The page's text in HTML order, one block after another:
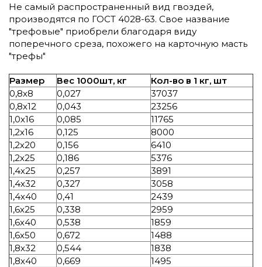
Не самый распространенный вид гвоздей,
производятся по ГОСТ 4028-63. Свое название
"трефовые" приобрели благодаря виду
поперечного среза, похожего на карточную масть
"трефы"
Размер Вес 1000шт, кг
Кол-во в 1 кг, шт
0,8х8
0,027
37037
0,8х12
0,043
23256
1,0х16
0,085
11765
1,2х16
0,125
8000
1,2х20
0,156
6410
1,2х25
0,186
5376
1,4х25
0,257
3891
1,4х32
0,327
3058
1,4х40
0,41
2439
1,6х25
0,338
2959
1,6х40
0,538
1859
1,6х50
0,672
1488
1,8х32
0,544
1838
1,8х40
0,669
1495